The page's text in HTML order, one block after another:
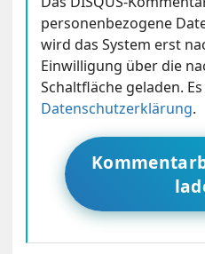
personenbezogene
wird das System erst
Einwilligung über die
Schaltfläche geladen.
Datenschutzerklärung.